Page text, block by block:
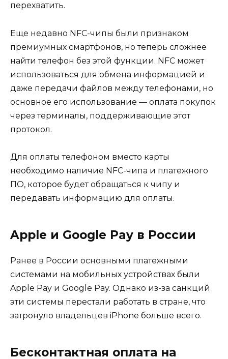
перехватить.
Еще недавно NFC-чипы были признаком
премиумных смартфонов, но теперь сложнее
найти телефон без этой функции. NFC может
использоваться для обмена информацией и
даже передачи файлов между телефонами, но
основное его использование — оплата покупок
через терминалы, поддерживающие этот
протокол.
Для оплаты телефоном вместо карты
необходимо наличие NFC-чипа и платежного
ПО, которое будет обращаться к чипу и
передавать информацию для оплаты.
Apple и Google Pay в России
Ранее в России основными платежными
системами на мобильных устройствах были
Apple Pay и Google Pay. Однако из-за санкций
эти системы перестали работать в стране, что
затронуло владельцев iPhone больше всего.
Бесконтактная оплата на